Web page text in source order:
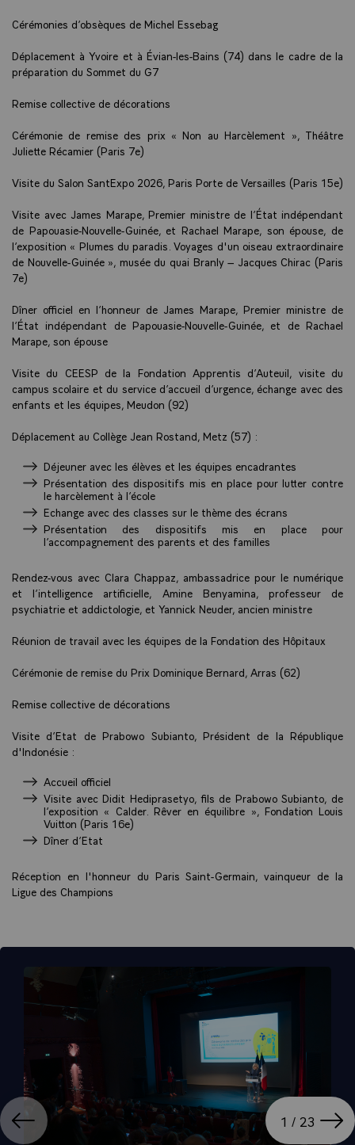
Cérémonies d’obsèques de Michel Essebag
Déplacement à Yvoire et à Évian-les-Bains (74) dans le cadre de la
préparation du Sommet du G7
Remise collective de décorations
Cérémonie de remise des prix « Non au Harcèlement », Théâtre
Juliette Récamier (Paris 7e)
Visite du Salon SantExpo 2026, Paris Porte de Versailles (Paris 15e)
Visite avec James Marape, Premier ministre de l’État indépendant
de Papouasie-Nouvelle-Guinée, et Rachael Marape, son épouse, de
l’exposition « Plumes du paradis. Voyages d'un oiseau extraordinaire
de Nouvelle-Guinée », musée du quai Branly – Jacques Chirac (Paris
7e)
Dîner officiel en l’honneur de James Marape, Premier ministre de
l’État indépendant de Papouasie-Nouvelle-Guinée, et de Rachael
Marape, son épouse
Visite du CEESP de la Fondation Apprentis d’Auteuil, visite du
campus scolaire et du service d’accueil d’urgence, échange avec des
enfants et les équipes, Meudon (92)
Déplacement au Collège Jean Rostand, Metz (57) :
Déjeuner avec les élèves et les équipes encadrantes
Présentation des dispositifs mis en place pour lutter contre
le harcèlement à l’école
Echange avec des classes sur le thème des écrans
Présentation des dispositifs mis en place pour
l’accompagnement des parents et des familles
Rendez-vous avec Clara Chappaz, ambassadrice pour le numérique
et l’intelligence artificielle, Amine Benyamina, professeur de
psychiatrie et addictologie, et Yannick Neuder, ancien ministre
Réunion de travail avec les équipes de la Fondation des Hôpitaux
Cérémonie de remise du Prix Dominique Bernard, Arras (62)
Remise collective de décorations
Visite d’Etat de Prabowo Subianto, Président de la République
d'Indonésie :
Accueil officiel
Visite avec Didit Hediprasetyo, fils de Prabowo Subianto, de
l’exposition « Calder. Rêver en équilibre », Fondation Louis
Vuitton (Paris 16e)
Dîner d’Etat
Réception en l'honneur du Paris Saint-Germain, vainqueur de la
Ligue des Champions
1 / 23